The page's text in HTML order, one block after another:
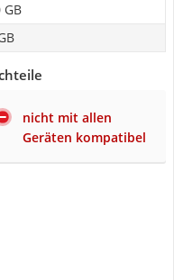
GB
nicht mit allen
Geräten kompatibel